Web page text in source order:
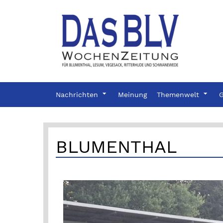
Nachrichten Meinung Themenwelt
BLUMENTHAL